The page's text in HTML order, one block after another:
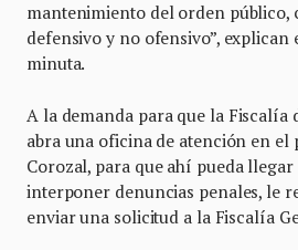
mantenimiento del orden público,
defensivo y no ofensivo”, explican
minuta.
A la demanda para que la Fiscalía
abra una oficina de atención en el
Corozal, para que ahí pueda
interponer denuncias penales, le
enviar una solicitud a la Fiscalía